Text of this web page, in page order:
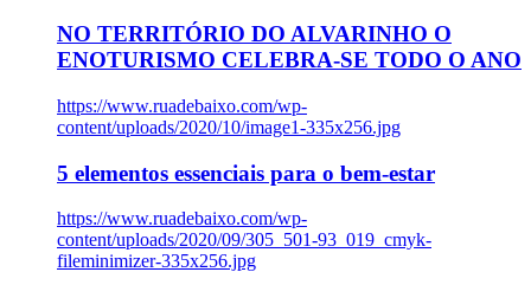
NO TERRITÓRIO DO ALVARINHO O
ENOTURISMO CELEBRA-SE TODO O ANO
https://www.ruadebaixo.com/wp-
content/uploads/2020/10/image1-335x256.jpg
5 elementos essenciais para o bem-estar
https://www.ruadebaixo.com/wp-
content/uploads/2020/09/305_501-93_019_cmyk-
fileminimizer-335x256.jpg